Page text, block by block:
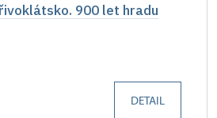
900 let hradu
DETAIL